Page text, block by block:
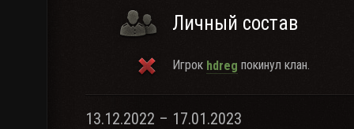
Личный состав
Игрок hdreg покинул клан.
13.12.2022 – 17.01.2023